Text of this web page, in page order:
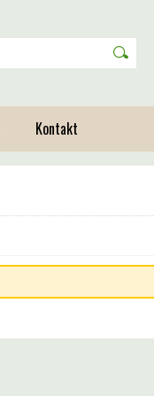
Kontakt